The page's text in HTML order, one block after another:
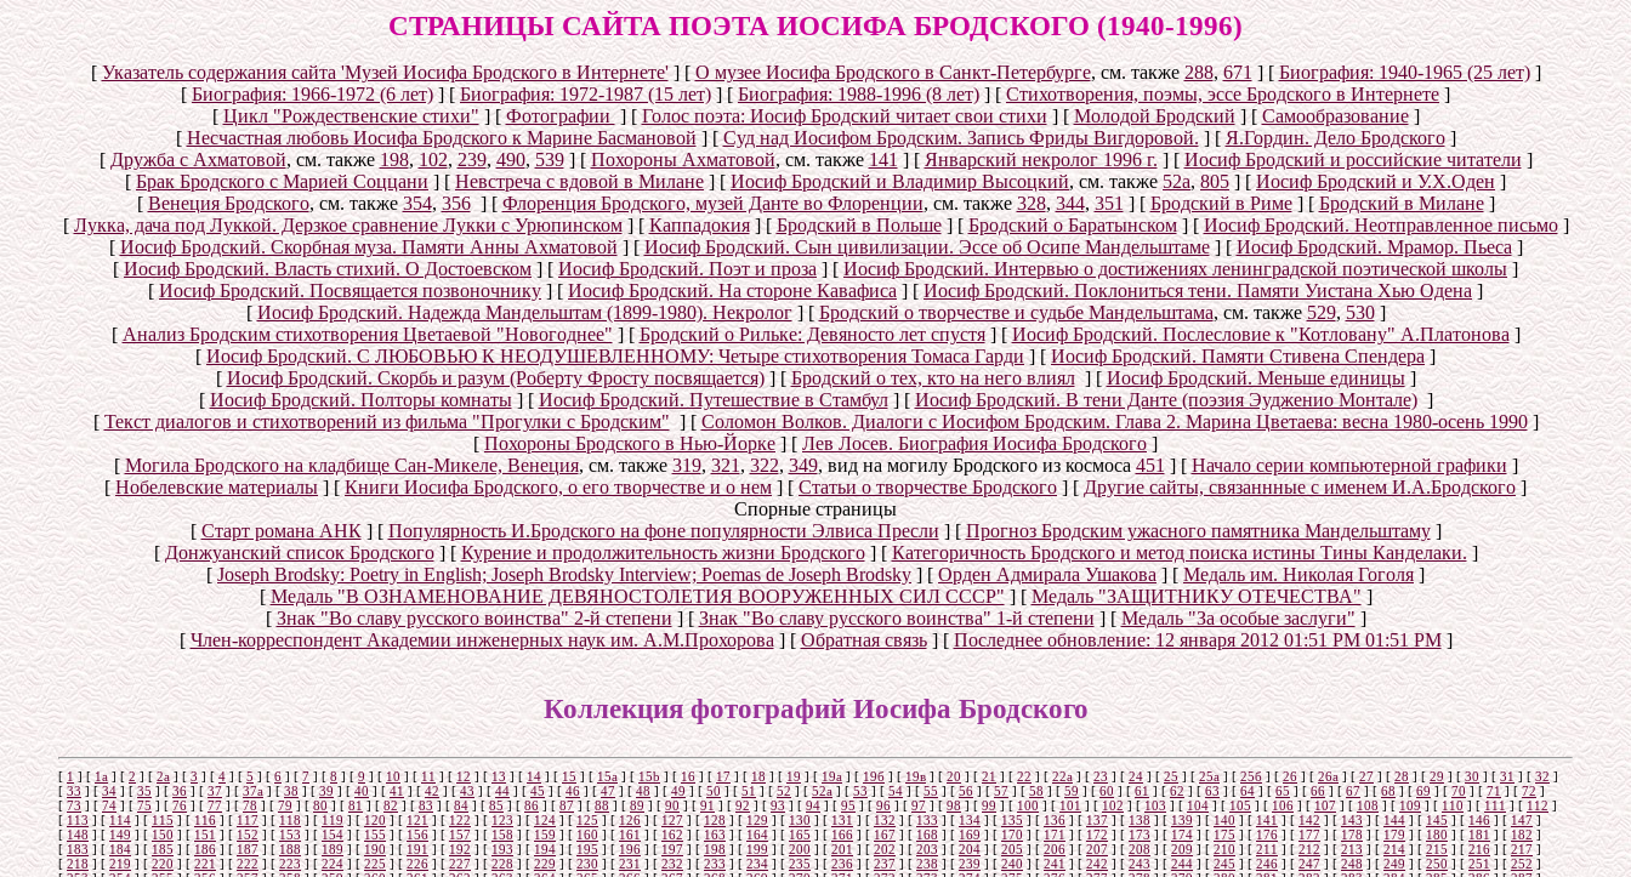
СТРАНИЦЫ САЙТА ПОЭТА ИОСИФА БРОДСКОГО (1940-1996)
[Указатель содержания сайта 'Музей Иосифа Бродского в Интернете'] [О музее Иосифа Бродского в Санкт-Петербурге, см. также288,671] [Биография: 1940-1965 (25 лет)]
[Биография: 1966-1972 (6 лет)] [Биография: 1972-1987 (15 лет)] [Биография: 1988-1996 (8 лет)] [Стихотворения, поэмы, эссе Бродского в Интернете]
[Цикл "Рождественские стихи" ] [Фотографии] [Голос поэта: Иосиф Бродский читает свои стихи] [Молодой Бродский] [ Самообразование]
[Несчастная любовь Иосифа Бродского к Марине Басмановой] [Суд над Иосифом Бродским. Запись Фриды Вигдоровой. ] [Я.Гордин. Дело Бродского]
[ Дружба с Ахматовой, см. также 198,102,239,490,539] [Похороны Ахматовой, см. также141] [ Январский некролог 1996 г.] [Иосиф Бродский и российские читатели]
[ Брак Бродского с Марией Соццани] [Невстреча с вдовой в Милане] [Иосиф Бродский и Владимир Высоцкий, см. также52а,805] [Иосиф Бродский и У.Х.Оден ]
[Венеция Бродского, см. также354, 356] [Флоренция Бродского, музей Данте во Флоренции, см. также328,344,351] [Бродский в Риме] [Бродский в Милане]
[Лукка, дача под Луккой. Дерзкое сравнение Лукки с Урюпинском] [Каппадокия] [ Бродский в Польше] [Бродский о Баратынском] [Иосиф Бродский. Неотправленное письмо]
[Иосиф Бродский. Скорбная муза. Памяти Анны Ахматовой] [Иосиф Бродский. Сын цивилизации. Эссе об Осипе Мандельштаме] [Иосиф Бродский. Мрамор. Пьеса]
[Иосиф Бродский. Власть стихий. О Достоевском] [Иосиф Бродский. Поэт и проза] [Иосиф Бродский. Интервью о достижениях ленинградской поэтической школы]
[Иосиф Бродский. Посвящается позвоночнику ] [Иосиф Бродский. На стороне Кавафиса ] [Иосиф Бродский. Поклониться тени. Памяти Уистана Хью Одена ]
[Иосиф Бродский. Надежда Мандельштам (1899-1980). Некролог] [Бродский о творчестве и судьбе Мандельштама, см. также529,530]
[ Анализ Бродским стихотворения Цветаевой "Новогоднее"] [Бродский о Рильке: Девяносто лет спустя] [Иосиф Бродский. Послесловие к "Котловану" А.Платонова]
[ Иосиф Бродский. С ЛЮБОВЬЮ К НЕОДУШЕВЛЕННОМУ: Четыре стихотворения Томаса Гарди] [Иосиф Бродский. Памяти Стивена Спендера]
[Иосиф Бродский. Скорбь и разум (Роберту Фросту посвящается)] [Бродский о тех, кто на него влиял] [Иосиф Бродский. Меньше единицы]
[Иосиф Бродский. Полторы комнаты] [Иосиф Бродский. Путешествие в Стамбул] [ Иосиф Бродский. В тени Данте (поэзия Эудженио Монтале)]
[Текст диалогов и стихотворений из фильма "Прогулки с Бродским"] [ Соломон Волков. Диалоги с Иосифом Бродским. Глава 2. Марина Цветаева: весна 1980-осень 1990]
[Похороны Бродского в Нью-Йорке] [ Лев Лосев. Биография Иосифа Бродского]
[Могила Бродского на кладбище Сан-Микеле, Венеция, см. также319,321, 322, 349, вид на могилу Бродского из космоса451] [Начало серии компьютерной графики ]
[Нобелевские материалы] [Книги Иосифа Бродского, о его творчестве и о нем] [Статьи о творчестве Бродского] [Другие сайты, связаннные с именем И.А.Бродского]
Спорные страницы
[ Старт романа АНК] [Популярность И.Бродского на фоне популярности Элвиса Пресли] [Прогноз Бродским ужасного памятника Мандельштаму]
[Донжуанский список Бродского] [Курение и продолжительность жизни Бродского] [Категоричность Бродского и метод поиска истины Тины Канделаки.]
[Joseph Brodsky: Poetry in English; Joseph Brodsky Interview; Poemas de Joseph Brodsky] [ Орден Адмирала Ушакова] [ Медаль им. Николая Гоголя]
[Медаль "В ОЗНАМЕНОВАНИЕ ДЕВЯНОСТОЛЕТИЯ ВООРУЖЕННЫХ СИЛ СССР"] [Медаль "ЗАЩИТНИКУ ОТЕЧЕСТВА"]
[Знак "Во славу русского воинства" 2-й степени] [Знак "Во славу русского воинства" 1-й степени] [Медаль "За особые заслуги"]
[Член-корреспондент Академии инженерных наук им. А.М.Прохорова] [Обратная связь] [ Последнее обновление:12 января 2012 01:51 PM 01:51 PM]
Коллекция фотографий Иосифа Бродского
[ 1] [1а] [2 ] [ 2а] [3 ] [4 ] [5] [6] [7] [ 8] [9] [10] [ 11] [12 ] [13 ] [14] [15] [15a] [15b ] [16] [17] [ 18] [19] [19а ] [19б] [19в ] [20 ] [21] [22] [22a] [23 ] [24 ] [25] [25а] [ 25б] [26 ] [26a] [27] [28 ] [29] [30 ] [31] [32]
[ 33] [34] [35 ] [ 36] [ 37 ] [ 37а] [38] [39 ] [ 40] [ 41 ] [ 42] [43 ] [44 ] [45] [ 46 ] [ 47] [48 ] [49] [50 ] [ 51 ] [52 ] [52а ] [53] [54 ] [ 55 ] [56 ] [57] [58] [ 59 ] [60 ] [ 61 ] [62] [ 63] [ 64] [65 ] [66 ] [ 67] [ 68 ] [69] [70 ] [ 71] [ 72]
[ 73] [ 74] [75] [ 76] [77] [78 ] [ 79 ] [ 80] [ 81 ] [ 82] [83 ] [ 84 ] [85] [ 86] [ 87] [88 ] [89 ] [90] [91 ] [92 ] [93] [ 94 ] [ 95 ] [96 ] [97 ] [98] [ 99 ] [ 100 ] [101 ] [ 102] [103 ] [ 104] [105 ] [ 106 ] [ 107] [108 ] [109] [ 110 ] [111] [ 112 ]
[113] [ 114 ] [115] [116] [ 117] [118] [ 119] [120] [ 121] [122 ] [123] [124] [125 ] [126] [127 ] [128] [ 129 ] [130] [131] [ 132] [133] [ 134] [135] [ 136] [137 ] [138] [139] [140 ] [141] [142 ] [143] [ 144 ] [145] [146] [ 147]
[ 148 ] [ 149 ] [ 150] [151 ] [152 ] [ 153 ] [154] [ 155] [ 156 ] [157 ] [ 158] [ 159] [ 160] [161 ] [162] [ 163 ] [ 164 ] [ 165] [166 ] [167 ] [ 168 ] [169] [ 170] [ 171 ] [172 ] [ 173] [ 174] [ 175] [176] [177] [ 178 ] [ 179 ] [ 180] [181 ] [182 ]
[183 ] [184 ] [ 185 ] [ 186] [ 187] [ 188 ] [ 189 ] [ 190] [ 191] [ 192] [193 ] [194 ] [ 195 ] [ 196 ] [197 ] [198 ] [199 ] [ 200 ] [201] [ 202] [ 203 ] [204 ] [ 205] [206] [ 207] [208 ] [209 ] [ 210 ] [ 211 ] [212 ] [213 ] [214 ] [ 215 ] [216] [ 217]
[ 218] [ 219 ] [220 ] [221] [ 222] [223] [ 224] [225 ] [ 226 ] [227 ] [228] [229] [230 ] [231 ] [232 ] [ 233] [ 234] [235 ] [236] [ 237] [238] [ 239] [240 ] [ 241 ] [242 ] [243] [244] [245 ] [246] [247 ] [ 248] [ 249 ] [250 ] [251] [ 252]